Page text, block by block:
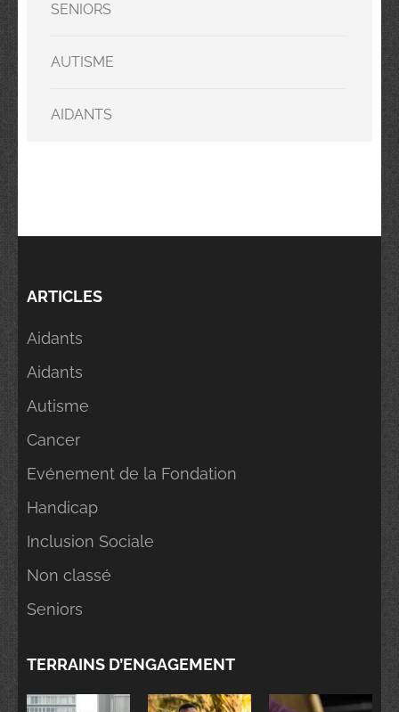
SENIORS
AUTISME
AIDANTS
ARTICLES
Aidants
Aidants
Autisme
Cancer
Evénement de la Fondation
Handicap
Inclusion Sociale
Non classé
Seniors
TERRAINS D’ENGAGEMENT